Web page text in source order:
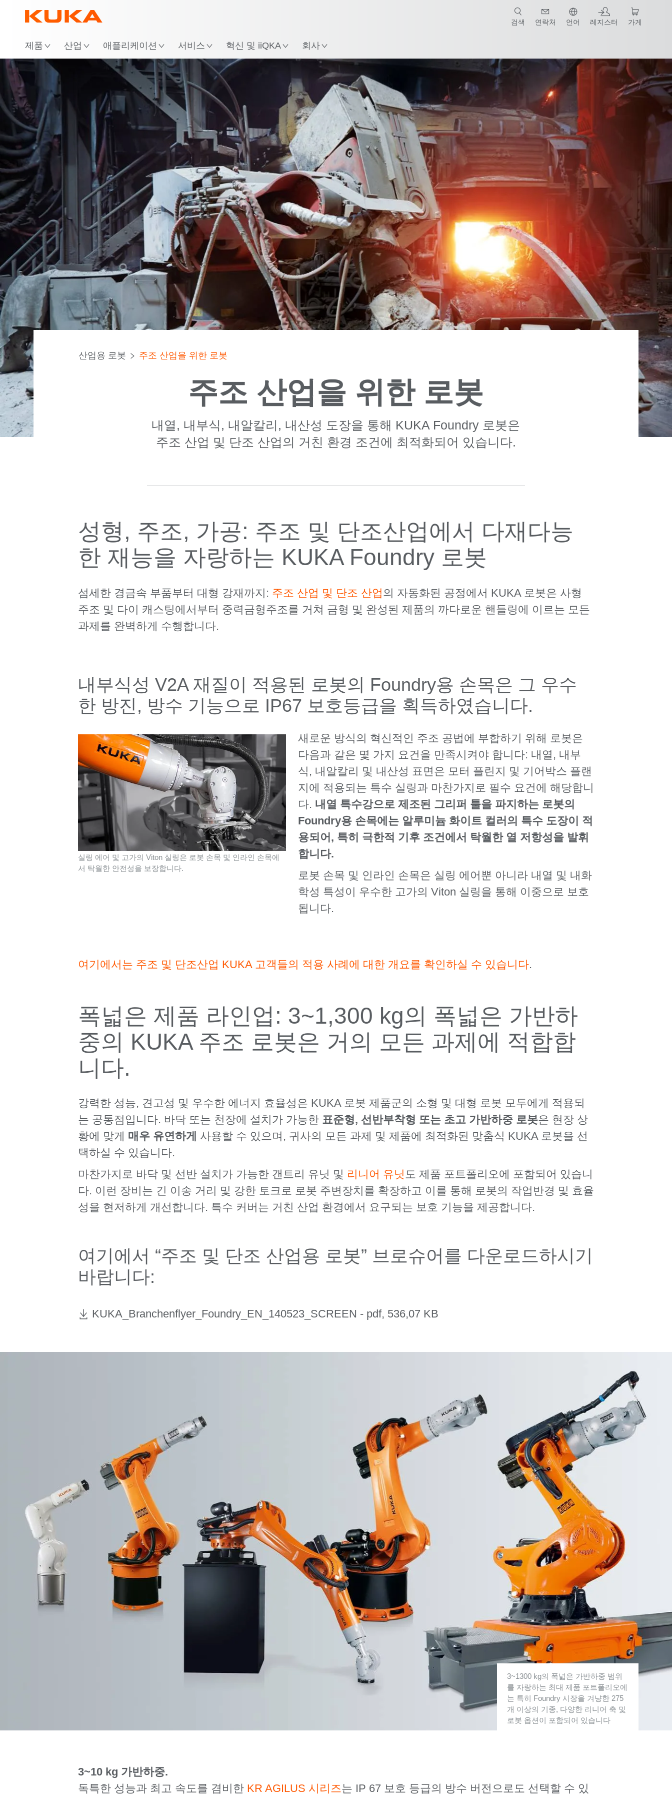
제품 산업 애플리케이션 서비스 혁신 및 iiQKA 회사
검색 연락처 언어 레지스터 가게
Foundry용 손목 로봇 유형
산업용 로봇 주조 산업을 위한 로봇
주조 산업을 위한 로봇
내열, 내부식, 내알칼리, 내산성 도장을 통해 KUKA Foundry 로봇은
주조 산업 및 단조 산업의 거친 환경 조건에 최적화되어 있습니다.
성형, 주조, 가공: 주조 및 단조산업에서 다재다능
한 재능을 자랑하는 KUKA Foundry 로봇
섬세한 경금속 부품부터 대형 강재까지: 주조 산업 및 단조 산업의 자동화된 공정에서 KUKA 로봇은 사형
주조 및 다이 캐스팅에서부터 중력금형주조를 거쳐 금형 및 완성된 제품의 까다로운 핸들링에 이르는 모든
과제를 완벽하게 수행합니다.
내부식성 V2A 재질이 적용된 로봇의 Foundry용 손목은 그 우수
한 방진, 방수 기능으로 IP67 보호등급을 획득하였습니다.
새로운 방식의 혁신적인 주조 공법에 부합하기 위해 로봇은
다음과 같은 몇 가지 요건을 만족시켜야 합니다: 내열, 내부
식, 내알칼리 및 내산성 표면은 모터 플린지 및 기어박스 플랜
지에 적용되는 특수 실링과 마찬가지로 필수 요건에 해당합니
다. 내열 특수강으로 제조된 그리퍼 툴을 파지하는 로봇의
Foundry용 손목에는 알루미늄 화이트 컬러의 특수 도장이 적
용되어, 특히 극한적 기후 조건에서 탁월한 열 저항성을 발휘
합니다.
로봇 손목 및 인라인 손목은 실링 에어뿐 아니라 내열 및 내화
학성 특성이 우수한 고가의 Viton 실링을 통해 이중으로 보호
됩니다.
실링 에어 및 고가의 Viton 실링은 로봇 손목 및 인라인 손목에
서 탁월한 안전성을 보장합니다.
여기에서는 주조 및 단조산업 KUKA 고객들의 적용 사례에 대한 개요를 확인하실 수 있습니다.
폭넓은 제품 라인업: 3~1,300 kg의 폭넓은 가반하
중의 KUKA 주조 로봇은 거의 모든 과제에 적합합
니다.
강력한 성능, 견고성 및 우수한 에너지 효율성은 KUKA 로봇 제품군의 소형 및 대형 로봇 모두에게 적용되
는 공통점입니다. 바닥 또는 천장에 설치가 가능한 표준형, 선반부착형 또는 초고 가반하중 로봇은 현장 상
황에 맞게 매우 유연하게 사용할 수 있으며, 귀사의 모든 과제 및 제품에 최적화된 맞춤식 KUKA 로봇을 선
택하실 수 있습니다.
마찬가지로 바닥 및 선반 설치가 가능한 갠트리 유닛 및 리니어 유닛 도 제품 포트폴리오에 포함되어 있습니
다. 이런 장비는 긴 이송 거리 및 강한 토크로 로봇 주변장치를 확장하고 이를 통해 로봇의 작업반경 및 효율
성을 현저하게 개선합니다. 특수 커버는 거친 산업 환경에서 요구되는 보호 기능을 제공합니다.
여기에서 “주조 및 단조 산업용 로봇” 브로슈어를 다운로드하시기
바랍니다:
KUKA_Branchenflyer_Foundry_EN_140523_SCREEN - pdf, 536,07 KB
3~1300 kg의 폭넓은 가반하중 범위
를 자랑하는 최대 제품 포트폴리오에
는 특히 Foundry 시장을 겨냥한 275
개 이상의 기종, 다양한 리니어 축 및
로봇 옵션이 포함되어 있습니다
3~10 kg 가반하중.
독특한 성능과 최고 속도를 겸비한 KR AGILUS 시리즈는 IP 67 보호 등급의 방수 버전으로도 선택할 수 있